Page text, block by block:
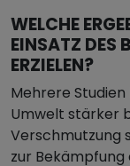
WELCHE
EINSATZ DES
ERZIELEN?
Mehrere
Umwelt stärker
Verschmutzung
zur Bekämpfung